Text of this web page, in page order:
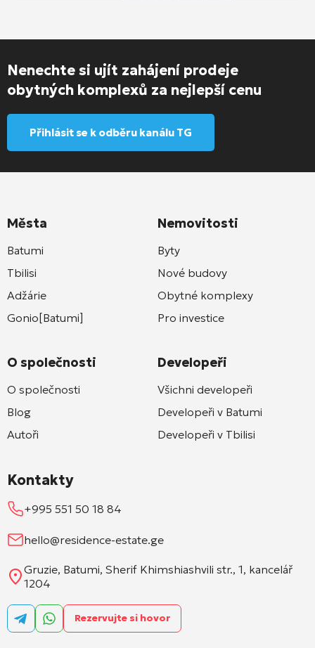
Nenechte si ujít zahájení prodeje
obytných komplexů za nejlepší cenu
Přihlásit se k odběru kanálu TG
Města
Batumi
Tbilisi
Adžárie
Gonio[Batumi]
O společnosti
O společnosti
Blog
Autoři
Nemovitosti
Byty
Nové budovy
Obytné komplexy
Pro investice
Developeři
Všichni developeři
Developeři v Batumi
Developeři v Tbilisi
Kontakty
+995 551 50 18 84
hello@residence-estate.ge
Gruzie, Batumi, Sherif Khimshiashvili str., 1, kancelář
1204
Rezervujte si hovor